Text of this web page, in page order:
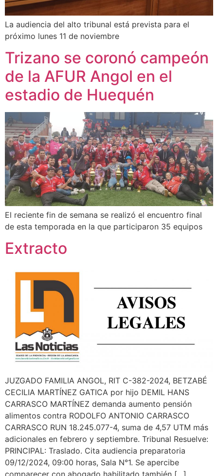
La audiencia del alto tribunal está prevista para el
próximo lunes 11 de noviembre
Trizano se coronó campeón
de la AFUR Angol en el
estadio de Huequén
El reciente fin de semana se realizó el encuentro final
de esta temporada en la que participaron 35 equipos
Extracto
JUZGADO FAMILIA ANGOL, RIT C-382-2024, BETZABÉ
CECILIA MARTÍNEZ GATICA por hijo DEMIL HANS
CARRASCO MARTÍNEZ demanda aumento pensión
alimentos contra RODOLFO ANTONIO CARRASCO
CARRASCO RUN 18.245.077-4, suma de 4,57 UTM más
adicionales en febrero y septiembre. Tribunal Resuelve:
PRINCIPAL: Traslado. Cita audiencia preparatoria
09/12/2024, 09:00 horas, Sala N°1. Se apercibe